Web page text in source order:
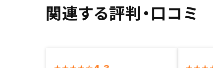
関連する評判・口コミ